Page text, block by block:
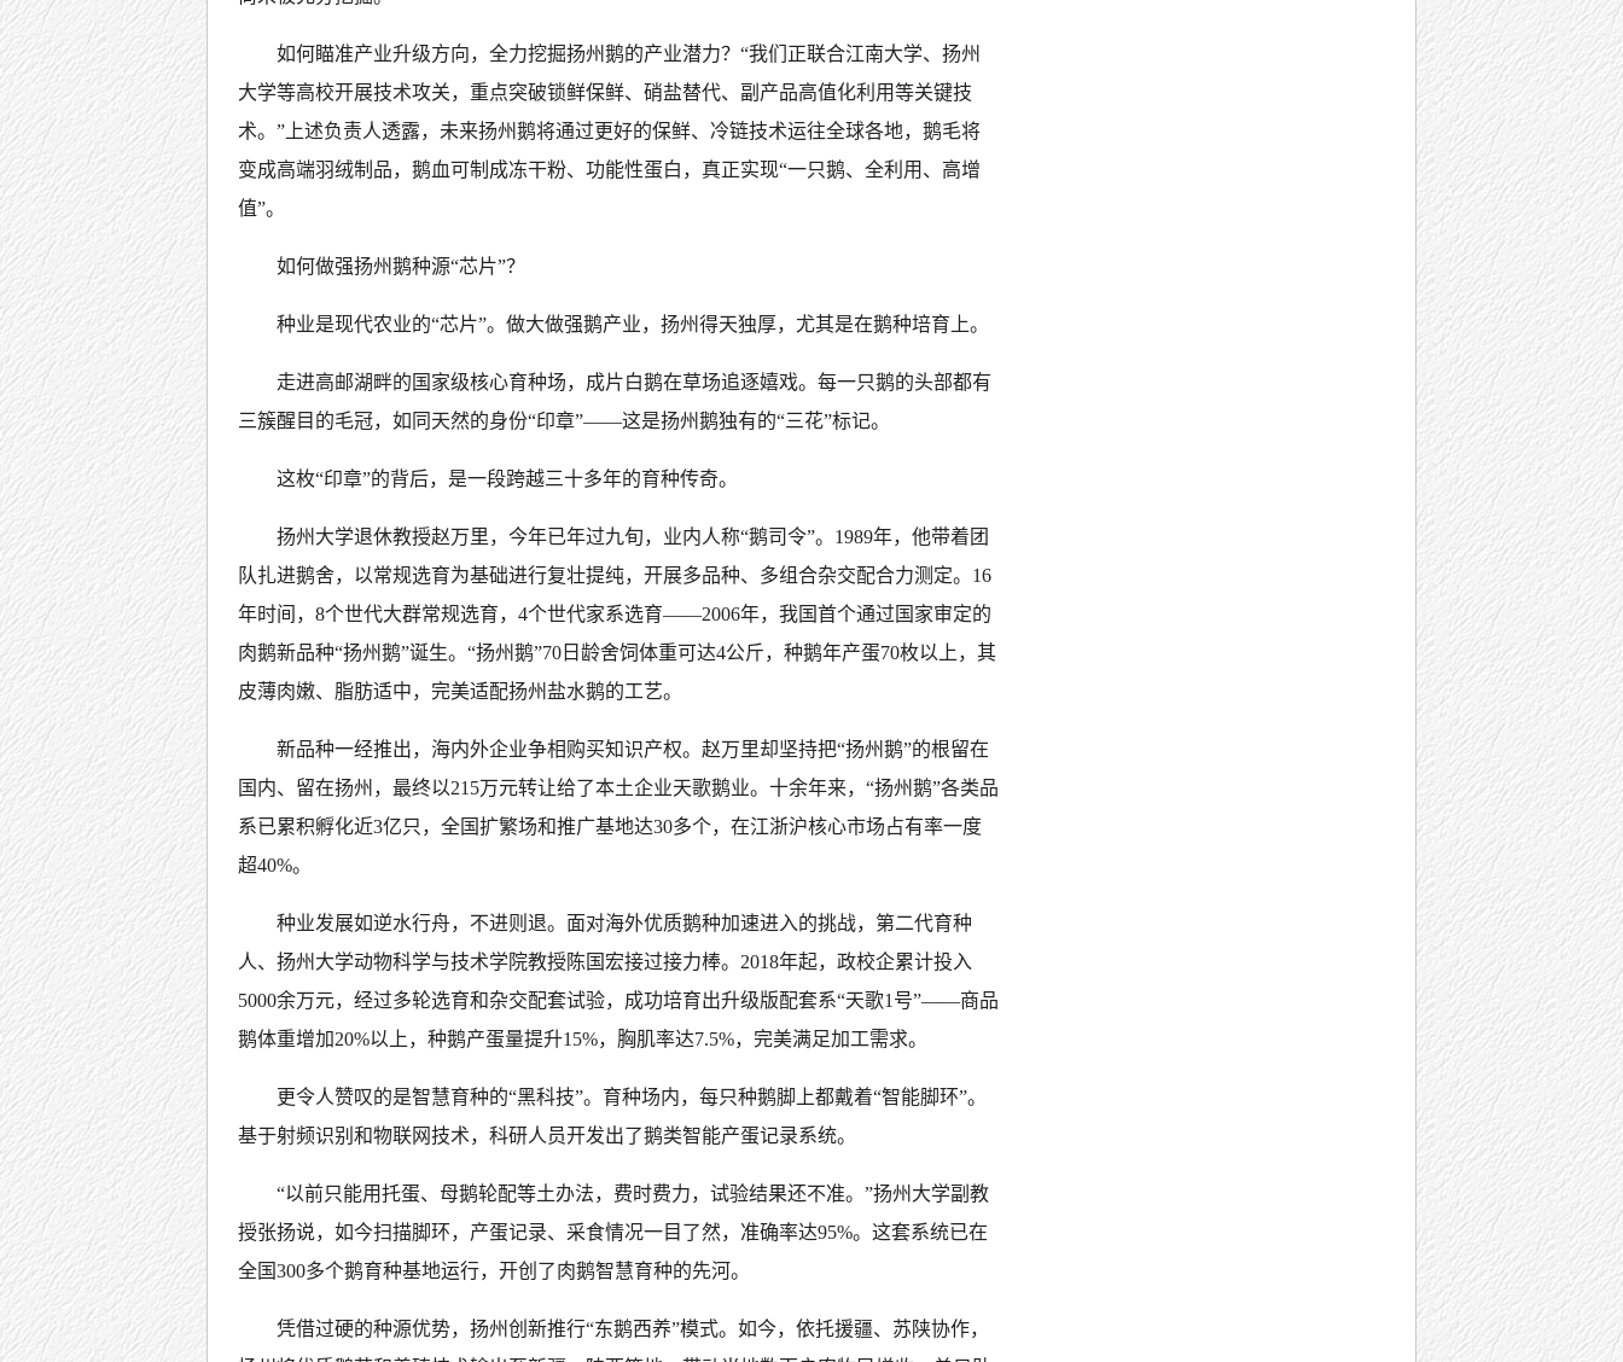
如何瞄准产业升级方向，全力挖掘扬州鹅的产业潜力？“我们正联合江南大学、扬州
大学等高校开展技术攻关，重点突破锁鲜保鲜、硝盐替代、副产品高值化利用等关键技
术。”上述负责人透露，未来扬州鹅将通过更好的保鲜、冷链技术运往全球各地，鹅毛将
变成高端羽绒制品，鹅血可制成冻干粉、功能性蛋白，真正实现“一只鹅、全利用、高增
值”。
如何做强扬州鹅种源“芯片”？
种业是现代农业的“芯片”。做大做强鹅产业，扬州得天独厚，尤其是在鹅种培育上。
走进高邮湖畔的国家级核心育种场，成片白鹅在草场追逐嬉戏。每一只鹅的头部都有
三簇醒目的毛冠，如同天然的身份“印章”——这是扬州鹅独有的“三花”标记。
这枚“印章”的背后，是一段跨越三十多年的育种传奇。
扬州大学退休教授赵万里，今年已年过九旬，业内人称“鹅司令”。1989年，他带着团
队扎进鹅舍，以常规选育为基础进行复壮提纯，开展多品种、多组合杂交配合力测定。16
年时间，8个世代大群常规选育，4个世代家系选育——2006年，我国首个通过国家审定的
肉鹅新品种“扬州鹅”诞生。“扬州鹅”70日龄舍饲体重可达4公斤，种鹅年产蛋70枚以上，其
皮薄肉嫩、脂肪适中，完美适配扬州盐水鹅的工艺。
新品种一经推出，海内外企业争相购买知识产权。赵万里却坚持把“扬州鹅”的根留在
国内、留在扬州，最终以215万元转让给了本土企业天歌鹅业。十余年来，“扬州鹅”各类品
系已累积孵化近3亿只，全国扩繁场和推广基地达30多个，在江浙沪核心市场占有率一度
超40%。
种业发展如逆水行舟，不进则退。面对海外优质鹅种加速进入的挑战，第二代育种
人、扬州大学动物科学与技术学院教授陈国宏接过接力棒。2018年起，政校企累计投入
5000余万元，经过多轮选育和杂交配套试验，成功培育出升级版配套系“天歌1号”——商品
鹅体重增加20%以上，种鹅产蛋量提升15%，胸肌率达7.5%，完美满足加工需求。
更令人赞叹的是智慧育种的“黑科技”。育种场内，每只种鹅脚上都戴着“智能脚环”。
基于射频识别和物联网技术，科研人员开发出了鹅类智能产蛋记录系统。
“以前只能用托蛋、母鹅轮配等土办法，费时费力，试验结果还不准。”扬州大学副教
授张扬说，如今扫描脚环，产蛋记录、采食情况一目了然，准确率达95%。这套系统已在
全国300多个鹅育种基地运行，开创了肉鹅智慧育种的先河。
凭借过硬的种源优势，扬州创新推行“东鹅西养”模式。如今，依托援疆、苏陕协作，